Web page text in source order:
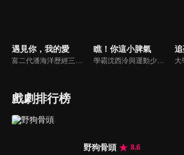
遇見你，我的愛
富二代潘海洋歷經三次失敗婚姻，認為金錢阻礙愛情。唯第一任妻子陸雪怡真心待他。好友伊軒勸他隱藏身份。他在酒吧對芭蕾舞演員韓夢瑤一見鍾情。便化身業務經理與她相戀。熱戀中潘海洋決定娶韓夢瑤，卻在婚前發現韓夢瑤三年前曾是自己公司員工，進而揭開伊軒與韓夢瑤為還債設局圖謀他財產的陰謀...
瞧！你這小脾氣
學霸沈西泠與運動少女蘇曉曉意外加入了號稱「幫助學生解決各種困難」的失學社，在一次次校園事件中，兩人情感從互相看不順眼到彼此產生好感逐漸深入，同時也結識了歐美、景溪、費天等許多好朋友。然而就在兩人關係逐漸明朗時，一個巨大的陰謀卻在校園角落裡悄然而生。
戲劇排行榜
野狗骨頭
8.6